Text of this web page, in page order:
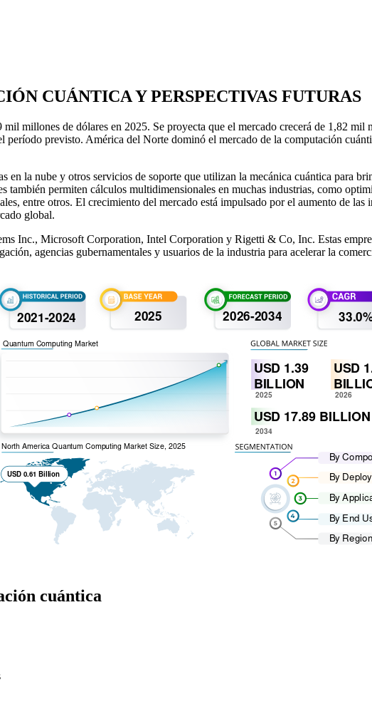
CUÁNTICA Y PERSPECTIVAS FUTURAS
millones de dólares en 2025. Se proyecta que el mercado crecerá de 1,82
período previsto. América del Norte dominó el mercado de la computación
en la nube y otros servicios de soporte que utilizan la mecánica cuántica para
permiten cálculos multidimensionales en muchas industrias, como
entre otros. El crecimiento del mercado está impulsado por el aumento de las
global.
Inc., Microsoft Corporation, Intel Corporation y Rigetti & Co, Inc. Estas
agencias gubernamentales y usuarios de la industria para acelerar la
cuántica